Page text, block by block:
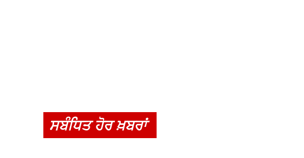
ਸਬੰਧਿਤ ਹੋਰ ਖ਼ਬਰਾਂ